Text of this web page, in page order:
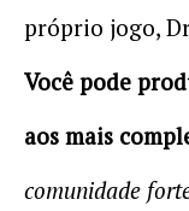
próprio jogo,
Você pode
aos mais
comunidade